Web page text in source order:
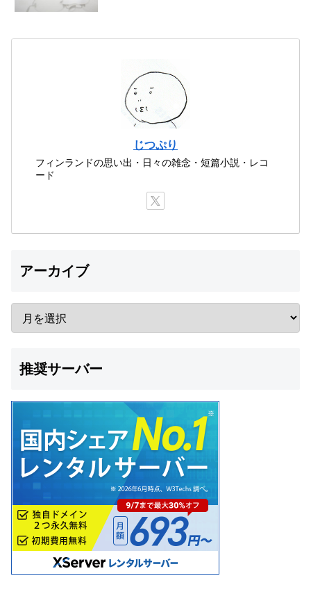
じつぷり
フィンランドの思い出・日々の雑念・短篇小説・レコ
ード
アーカイブ
推奨サーバー